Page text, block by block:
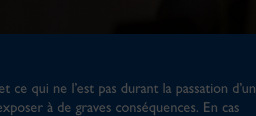
qui ne l’est pas durant la passation d’un
à de graves conséquences. En cas